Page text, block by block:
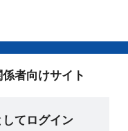
者向けサイト
てログイン